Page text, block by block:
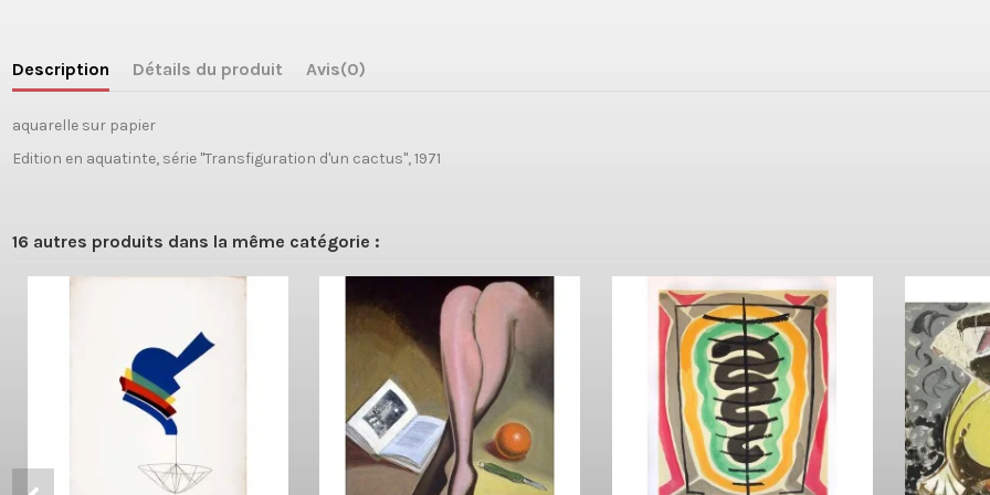
Description Détails du produit Avis(0)
aquarelle sur papier
Edition en aquatinte, série "Transfiguration d'un cactus", 1971
16 autres produits dans la même catégorie :